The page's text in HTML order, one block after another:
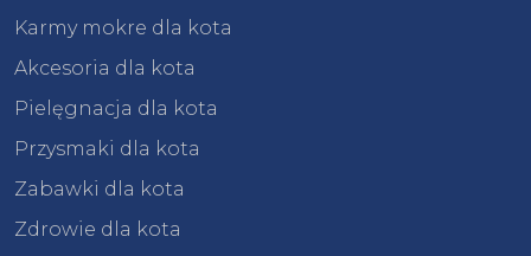
Karmy mokre dla kota
Akcesoria dla kota
Pielęgnacja dla kota
Przysmaki dla kota
Zabawki dla kota
Zdrowie dla kota